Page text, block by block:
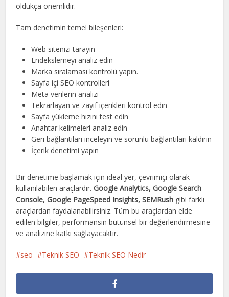
oldukça önemlidir.
Tam denetimin temel bileşenleri:
Web sitenizi tarayın
Endekslemeyi analiz edin
Marka sıralaması kontrolü yapın.
Sayfa içi SEO kontrolleri
Meta verilerin analizi
Tekrarlayan ve zayıf içerikleri kontrol edin
Sayfa yükleme hızını test edin
Anahtar kelimeleri analiz edin
Geri bağlantıları inceleyin ve sorunlu bağlantıları kaldırın
İçerik denetimi yapın
Bir denetime başlamak için ideal yer, çevrimiçi olarak
kullanılabilen araçlardır.Google Analytics, Google Search
Console, Google PageSpeed ​​Insights, SEMRush gibi farklı
araçlardan faydalanabilirsiniz. Tüm bu araçlardan elde
edilen bilgiler, performansın bütünsel bir değerlendirmesine
ve analizine katkı sağlayacaktır.
seo Teknik SEO Teknik SEO Nedir